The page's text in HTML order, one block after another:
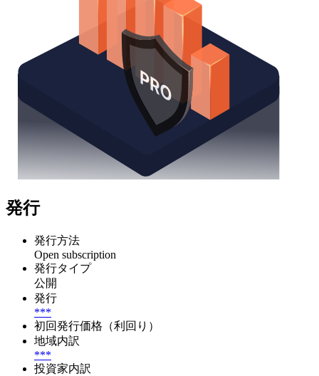
発行
発行方法
Open subscription
発行タイプ
公開
発行
***
初回発行価格（利回り）
地域内訳
***
投資家内訳